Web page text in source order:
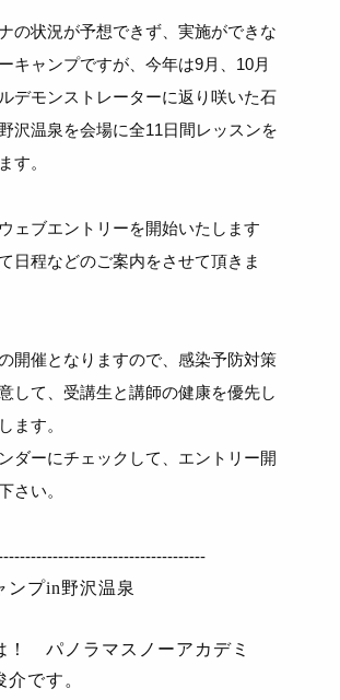
の状況が予想できず、実施ができな
キャンプですが、今年は9月、10月
デモンストレーターに返り咲いた石
沢温泉を会場に全11日間レッスンを
す。
ェブエントリーを開始いたします
日程などのご案内をさせて頂きま
開催となりますので、感染予防対策
して、受講生と講師の健康を優先し
ます。
ダーにチェックして、エントリー開
さい。
ンプin野沢温泉
！ パノラマスノーアカデミ
です。